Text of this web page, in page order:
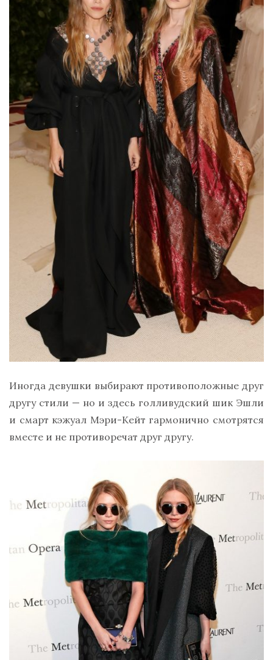
Иногда девушки выбирают противоположные друг
другу стили — но и здесь голливудский шик Эшли
и смарт кэжуал Мэри-Кейт гармонично смотрятся
вместе и не противоречат друг другу.